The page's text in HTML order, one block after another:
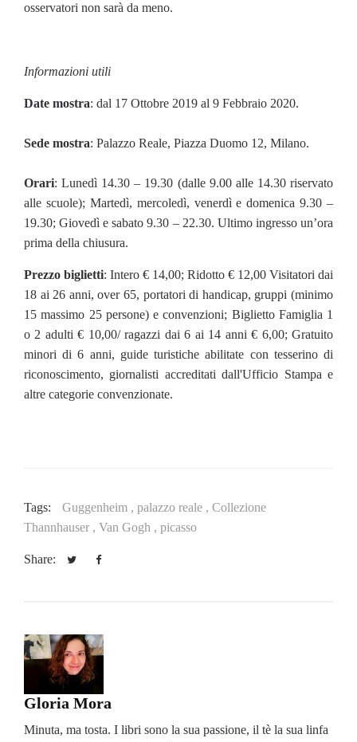
osservatori non sarà da meno.
Informazioni utili
Date mostra: dal 17 Ottobre 2019 al 9 Febbraio 2020.
Sede mostra: Palazzo Reale, Piazza Duomo 12, Milano.
Orari: Lunedì 14.30 – 19.30 (dalle 9.00 alle 14.30 riservato
alle scuole); Martedì, mercoledì, venerdì e domenica 9.30 –
19.30; Giovedì e sabato 9.30 – 22.30. Ultimo ingresso un’ora
prima della chiusura.
Prezzo biglietti: Intero € 14,00; Ridotto € 12,00 Visitatori dai
18 ai 26 anni, over 65, portatori di handicap, gruppi (minimo
15 massimo 25 persone) e convenzioni; Biglietto Famiglia 1
o 2 adulti € 10,00/ ragazzi dai 6 ai 14 anni € 6,00; Gratuito
minori di 6 anni, guide turistiche abilitate con tesserino di
riconoscimento, giornalisti accreditati dall'Ufficio Stampa e
altre categorie convenzionate.
Tags: Guggenheim , palazzo reale , Collezione
Thannhauser , Van Gogh , picasso
Share:
Gloria Mora
Minuta, ma tosta. I libri sono la sua passione, il tè la sua linfa